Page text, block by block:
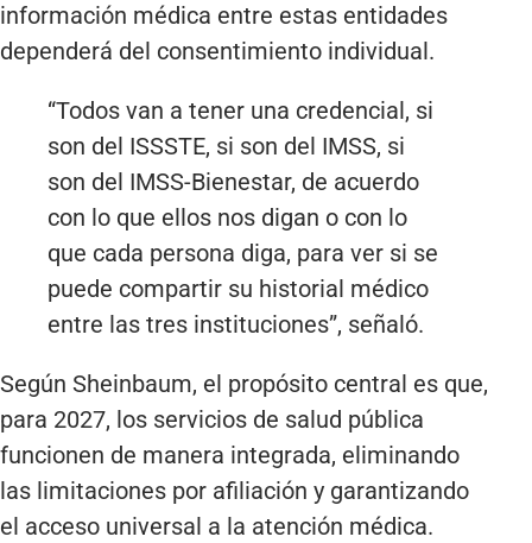
información médica entre estas entidades
dependerá del consentimiento individual.
“Todos van a tener una credencial, si
son del ISSSTE, si son del IMSS, si
son del IMSS-Bienestar, de acuerdo
con lo que ellos nos digan o con lo
que cada persona diga, para ver si se
puede compartir su historial médico
entre las tres instituciones”, señaló.
Según Sheinbaum, el propósito central es que,
para 2027, los servicios de salud pública
funcionen de manera integrada, eliminando
las limitaciones por afiliación y garantizando
el acceso universal a la atención médica.